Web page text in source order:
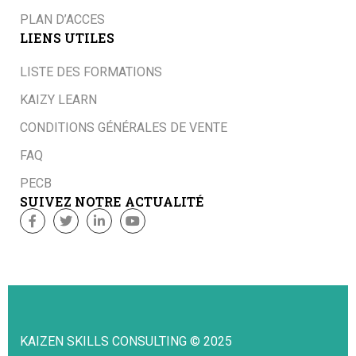
PLAN D’ACCES
LIENS UTILES
LISTE DES FORMATIONS
KAIZY LEARN
CONDITIONS GÉNÉRALES DE VENTE
FAQ
PECB
SUIVEZ NOTRE ACTUALITÉ
KAIZEN SKILLS CONSULTING © 2025